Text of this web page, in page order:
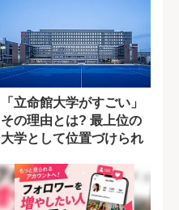
「立命館大学がすごい」
その理由とは? 最上位の
大学として位置づけられ